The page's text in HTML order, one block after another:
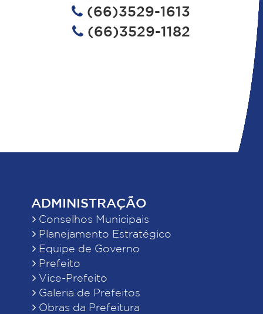
(66)3529-1613
(66)3529-1182
ADMINISTRAÇÃO
Conselhos Municipais
Planejamento Estratégico
Equipe de Governo
Prefeito
Vice-Prefeito
Galeria de Prefeitos
Obras da Prefeitura